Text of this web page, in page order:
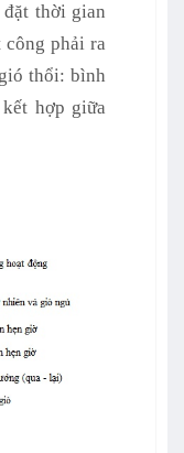
thời gian
phải ra
thổi: bình
hợp giữa